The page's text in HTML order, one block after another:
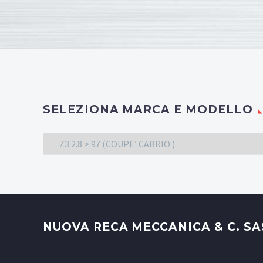
SELEZIONA MARCA E MODELLO
Z3 2.8 > 97 (COUPE’ CABRIO )
NUOVA RECA MECCANICA & C.